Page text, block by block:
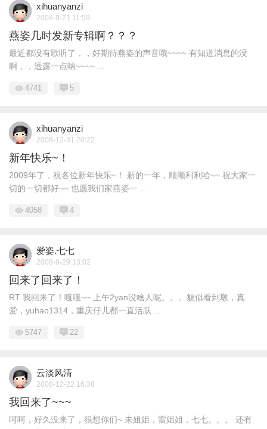
xihuanyanzi
2008-9-21 11:59
燕姿几时发新专辑啊？？？
最近都没有歌听了，，好期待燕姿的声音哦~~~~ 有知道消息的没
啊，，透露一点呐~~~~ ...
4741 5
xihuanyanzi
2008-12-31 20:22
新年快乐~！
2009年了，祝各位新年快乐~！ 新的一年，顺顺利利哈~~ 祝大家一
切的一切都好~~ 也愿我们家燕姿一 ...
4058 4
爱姿.七七
2008-8-29 13:02
回来了回来了！
RT 我回来了！嘎嘎~~ 上午2yan没啥人呢。。。貌似看到墩，真
爱，yuhao1314，重庆仔儿都一直活跃 ...
5747 22
云淡风清
2008-12-22 16:38
我回来了~~~
呵呵，好久没来了，很想你们~ 未姐姐，雷姐姐，七七。。。 还有